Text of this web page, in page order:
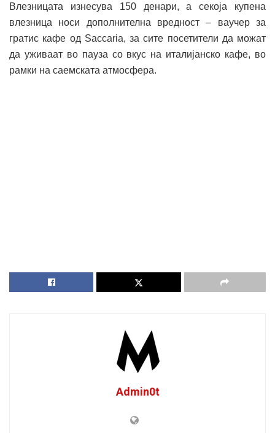
Влезницата изнесува 150 денари, а секоја купена
влезница носи дополнителна вредност – ваучер за
гратис кафе од Saccaria, за сите посетители да можат
да уживаат во пауза со вкус на италијанско кафе, во
рамки на саемската атмосфера.
Admin0t